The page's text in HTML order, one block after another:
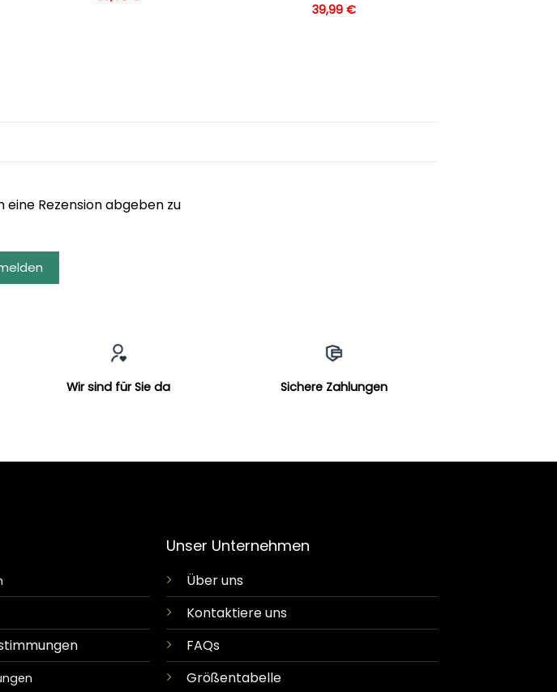
39,99 €
Rezension abgeben zu
Wir sind für Sie da Sichere Zahlungen
Unser Unternehmen
Über uns
Kontaktiere uns
FAQs
Größentabelle